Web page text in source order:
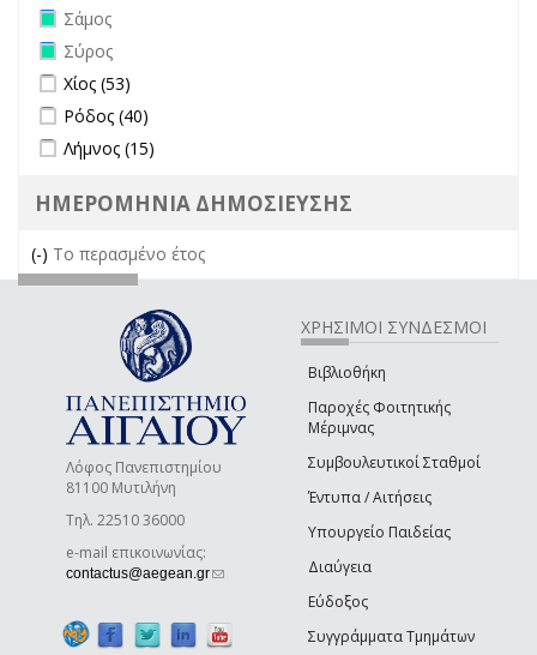
Remove Σάμος filter
Σάμος
Remove Σύρος filter
Σύρος
Apply Χίος filter
Χίος (53)
Apply Ρόδος filter
Ρόδος (40)
Apply Λήμνος filter
Λήμνος (15)
ΗΜΕΡΟΜΗΝΙΑ ΔΗΜΟΣΙΕΥΣΗΣ
(-) Remove Το περασμένο έτος filter
Το περασμένο έτος
Λόφος Πανεπιστημίου
81100 Μυτιλήνη
Τηλ. 22510 36000
e-mail επικοινωνίας:
contactus@aegean.gr(link sends e-mail)
ΧΡΗΣΙΜΟΙ ΣΥΝΔΕΣΜΟΙ
Βιβλιοθήκη
Παροχές Φοιτητικής
Μέριμνας
Συμβουλευτικοί Σταθμοί
Έντυπα / Αιτήσεις
Υπουργείο Παιδείας
Διαύγεια
Εύδοξος
Συγγράμματα Τμημάτων